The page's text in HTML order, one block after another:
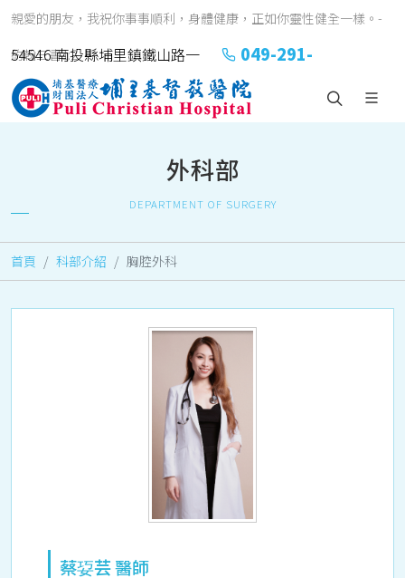
親愛的朋友，我祝你事事順利，身體健康，正如你靈性健全一樣。-
約翰三書1:2
54546 南投縣埔里鎮鐵山路一
號
049-291-
2151#2152
外科部
DEPARTMENT OF SURGERY
首頁 科部介紹 胸腔外科
蔡㚽芸 醫師